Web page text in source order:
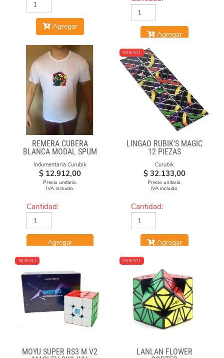
Agregar
Agregar
REMERA CUBERA
BLANCA MODAL SPUM
CUBO FUEGO
Indumentaria Curubik
$ 12.912,00
Precio unitario.
IVA incluido.
Cantidad:
Agregar
NUEVO
LINGAO RUBIK'S MAGIC
12 PIEZAS
Curubik
$ 32.133,00
Precio unitario.
IVA incluido.
Cantidad:
Agregar
NUEVO
MOYU SUPER RS3 M V2
NUEVO
LANLAN FLOWER